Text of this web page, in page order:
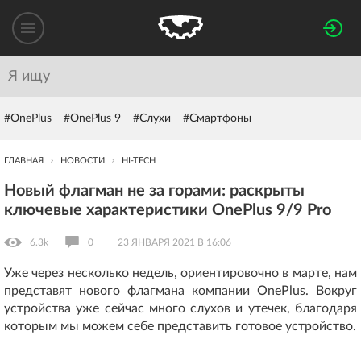
#OnePlus #OnePlus 9 #Слухи #Смартфоны
ГЛАВНАЯ НОВОСТИ HI-TECH
Новый флагман не за горами: раскрыты
ключевые характеристики OnePlus 9/9 Pro
6.3k 0 23 ЯНВАРЯ 2021 В 16:06
Уже через несколько недель, ориентировочно в марте, нам
представят нового флагмана компании OnePlus. Вокруг
устройства уже сейчас много слухов и утечек, благодаря
которым мы можем себе представить готовое устройство.